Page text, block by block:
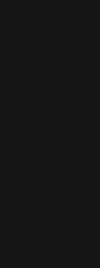
things
speelt in